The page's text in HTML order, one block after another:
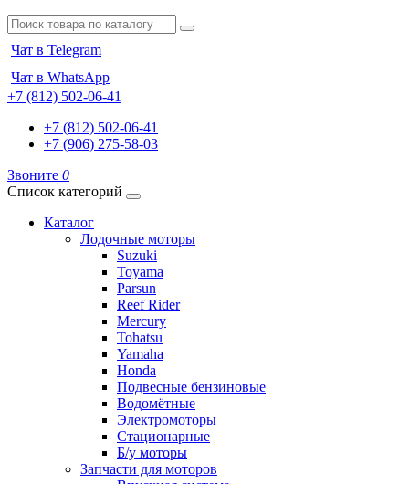
Чат в Telegram
Чат в WhatsApp
+7 (812) 502-06-41
+7 (812) 502-06-41
+7 (906) 275-58-03
Звоните 0
Список категорий
Каталог
Лодочные моторы
Suzuki
Toyama
Parsun
Reef Rider
Mercury
Tohatsu
Yamaha
Honda
Подвесные бензиновые
Водомётные
Электромоторы
Стационарные
Б/у моторы
Запчасти для моторов